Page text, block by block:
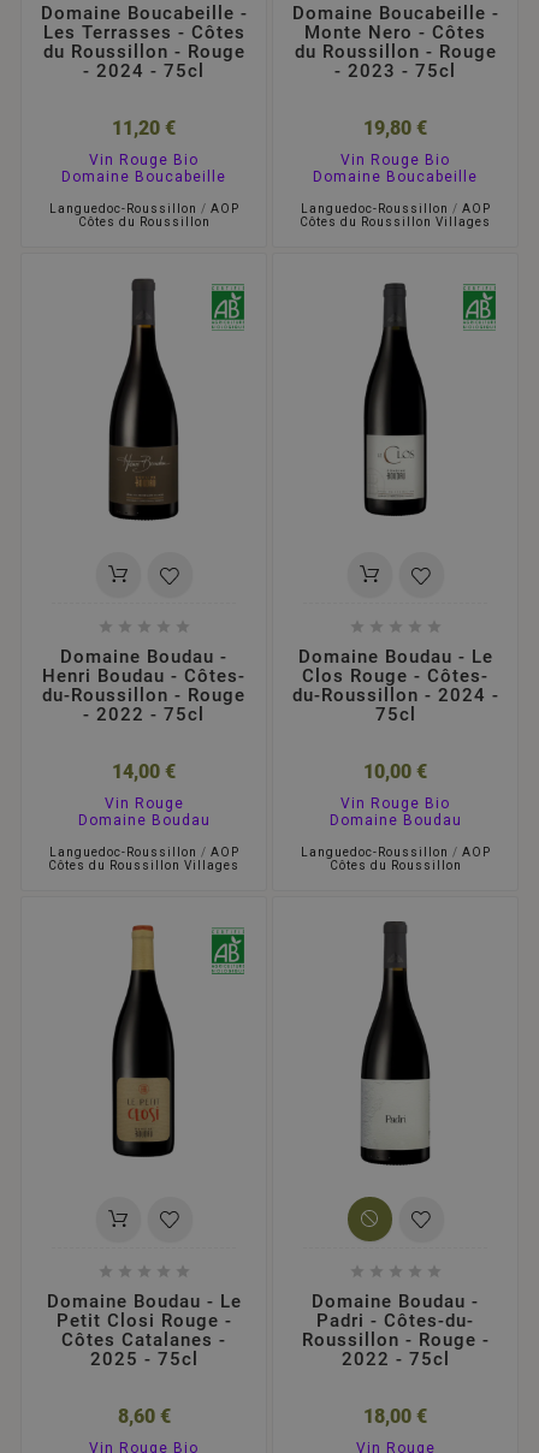
Domaine Boucabeille -
Les Terrasses - Côtes
du Roussillon - Rouge
- 2024 - 75cl
11,20 €
Vin Rouge Bio
Domaine Boucabeille
Languedoc-Roussillon / AOP
Côtes du Roussillon
Domaine Boucabeille -
Monte Nero - Côtes
du Roussillon - Rouge
- 2023 - 75cl
19,80 €
Vin Rouge Bio
Domaine Boucabeille
Languedoc-Roussillon / AOP
Côtes du Roussillon Villages
    
Domaine Boudau -
Henri Boudau - Côtes-
du-Roussillon - Rouge
- 2022 - 75cl
14,00 €
Vin Rouge
Domaine Boudau
Languedoc-Roussillon / AOP
Côtes du Roussillon Villages
    
Domaine Boudau - Le
Clos Rouge - Côtes-
du-Roussillon - 2024 -
75cl
10,00 €
Vin Rouge Bio
Domaine Boudau
Languedoc-Roussillon / AOP
Côtes du Roussillon
    
Domaine Boudau - Le
Petit Closi Rouge -
Côtes Catalanes -
2025 - 75cl
8,60 €
Vin Rouge Bio
    
Domaine Boudau -
Padri - Côtes-du-
Roussillon - Rouge -
2022 - 75cl
18,00 €
Vin Rouge